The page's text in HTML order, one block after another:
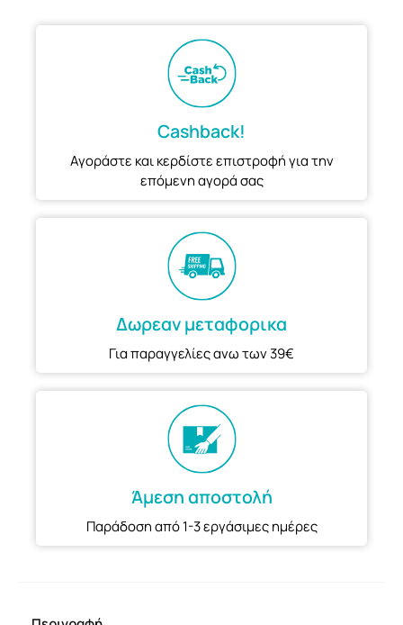
Cashback!
Αγοράστε και κερδίστε επιστροφή για την
επόμενη αγορά σας
Δωρεαν μεταφορικα
Για παραγγελίες ανω των 39€
Άμεση αποστολή
Παράδοση από 1-3 εργάσιμες ημέρες